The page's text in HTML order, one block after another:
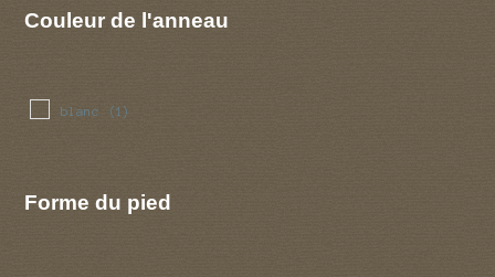
Couleur de l'anneau
blanc (1)
Forme du pied